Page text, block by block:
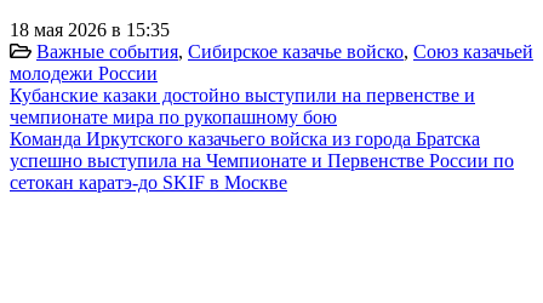
18 мая 2026 в 15:35
Важные события, Сибирское казачье войско, Союз казачьей
молодежи России
Кубанские казаки достойно выступили на первенстве и
чемпионате мира по рукопашному бою
Команда Иркутского казачьего войска из города Братска
успешно выступила на Чемпионате и Первенстве России по
сетокан каратэ-до SKIF в Москве